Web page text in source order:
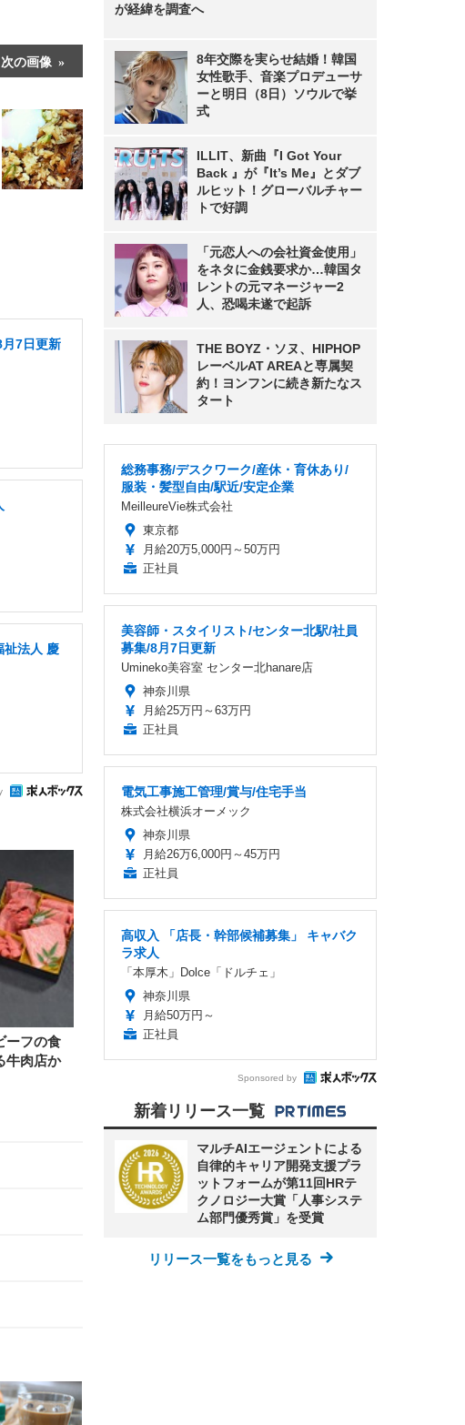
次の画像
7日更新
祉法人 慶
ーフの食
牛肉店か
が経緯を調査へ
8年交際を実らせ結婚！韓国
女性歌手、音楽プロデューサ
ーと明日（8日）ソウルで挙
式
ILLIT、新曲『I Got Your
Back 』が『It’s Me』とダブ
ルヒット！グローバルチャー
トで好調
「元恋人への会社資金使用」
をネタに金銭要求か…韓国タ
レントの元マネージャー2
人、恐喝未遂で起訴
THE BOYZ・ソヌ、HIPHOP
レーベルAT AREAと専属契
約！ヨンフンに続き新たなス
タート
総務事務/デスクワーク/産休・育休あり/
服装・髪型自由/駅近/安定企業
MeilleureVie株式会社
東京都
月給20万5,000円～50万円
正社員
美容師・スタイリスト/センター北駅/社員
募集/8月7日更新
Umineko美容室 センター北hanare店
神奈川県
月給25万円～63万円
正社員
電気工事施工管理/賞与/住宅手当
株式会社横浜オーメック
神奈川県
月給26万6,000円～45万円
正社員
高収入 「店長・幹部候補募集」 キャバク
ラ求人
「本厚木」Dolce「ドルチェ」
神奈川県
月給50万円～
正社員
Sponsored by
新着リリース一覧
マルチAIエージェントによる
自律的キャリア開発支援プラ
ットフォームが第11回HRテ
クノロジー大賞「人事システ
ム部門優秀賞」を受賞
リリース一覧をもっと見る